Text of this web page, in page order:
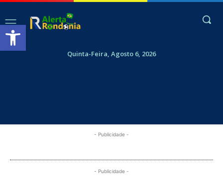
Abrir a barra de ferramentas
Quinta-Feira, Agosto 6, 2026
- Publicidade -
- Publicidade -